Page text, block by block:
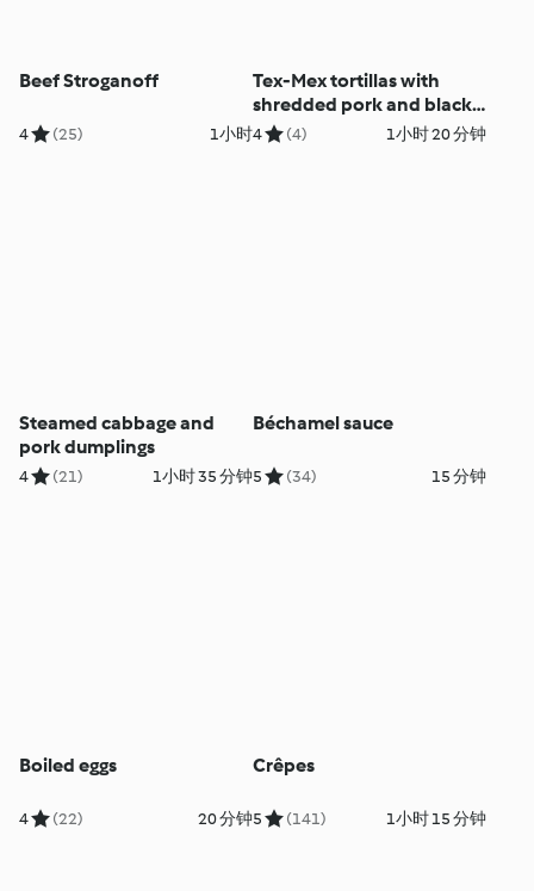
Beef Stroganoff
4 (25) 1小时
Tex-Mex tortillas with
shredded pork and black
beans
4 (4) 1小时 20 分钟
Steamed cabbage and
pork dumplings
4 (21) 1小时 35 分钟
Béchamel sauce
5 (34) 15 分钟
Boiled eggs
4 (22) 20 分钟
Crêpes
5 (141) 1小时 15 分钟